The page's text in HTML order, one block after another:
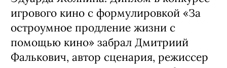
игрового кино с формулировкой «За
остроумное продление жизни с
помощью кино» забрал Дмитриий
Фалькович, автор сценария, режиссер